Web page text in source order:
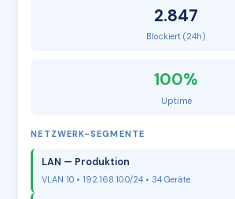
2.847
Blockiert (24h)
100%
Uptime
NETZWERK-SEGMENTE
LAN — Produktion
VLAN 10 • 192.168.10.0/24 • 34 Geräte